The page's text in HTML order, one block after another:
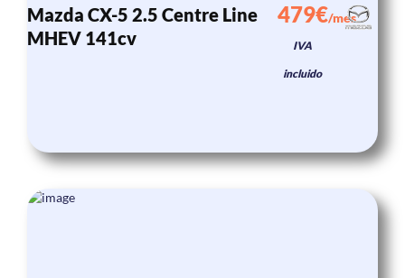
Mazda CX-5 2.5 Centre Line
MHEV 141cv
479€/mes
IVA
incluido